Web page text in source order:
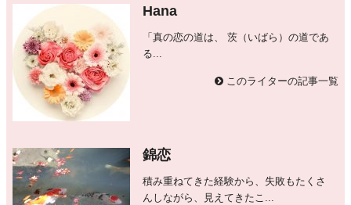
Hana
「真の恋の道は、 茨（いばら）の道であ
る...
このライターの記事一覧
錦恋
積み重ねてきた経験から、失敗もたくさ
んしながら、見えてきたこ...